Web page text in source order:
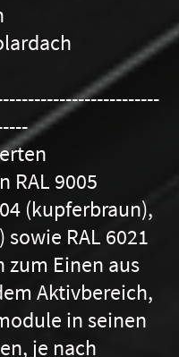
RAL 9005
(kupferbraun),
sowie RAL 6021
zum Einen aus
Aktivbereich,
in seinen
je nach